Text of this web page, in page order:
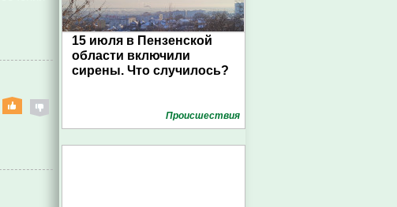
15 июля в Пензенской
области включили
сирены. Что случилось?
Проиcшествия